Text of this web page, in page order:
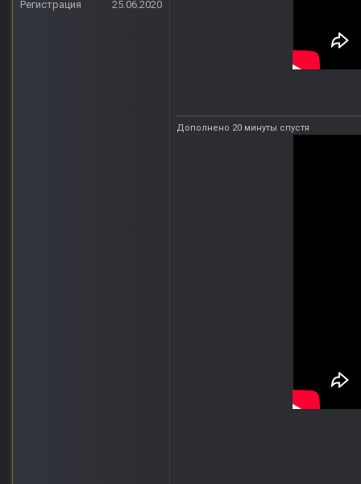
Регистрация 25.06.2020
Дополнено 20 минуты спустя